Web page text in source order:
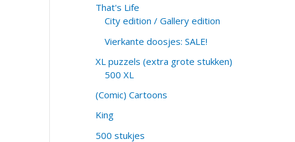
That's Life
City edition / Gallery edition
Vierkante doosjes: SALE!
XL puzzels (extra grote stukken)
500 XL
(Comic) Cartoons
King
500 stukjes